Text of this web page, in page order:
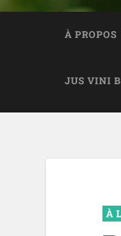
À PROPOS
JUS VINI
À